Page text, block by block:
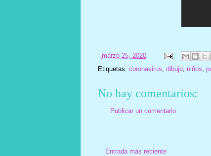
- marzo 25, 2020
Etiquetas: coronavirus dibujo, niños
No hay comentarios:
Publicar un comentario
Entrada más reciente